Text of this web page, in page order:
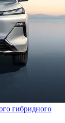
гибридного